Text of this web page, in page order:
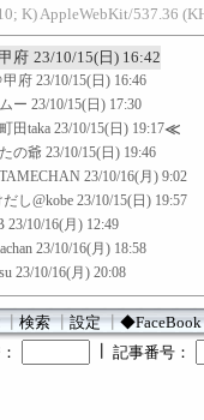
K) AppleWebKit/537.36
府 23/10/15(日) 16:42
甲府 23/10/15(日) 16:46
ムー 23/10/15(日) 17:30
町田taka 23/10/15(日) 19:17≪
たの爺 23/10/15(日) 19:46
TAMECHAN 23/10/16(月) 9:02
し@kobe 23/10/15(日) 19:57
23/10/16(月) 12:49
23/10/16(月) 18:58
23/10/16(月) 20:08
┃検索┃設定┃◆FaceBook
記事番号：